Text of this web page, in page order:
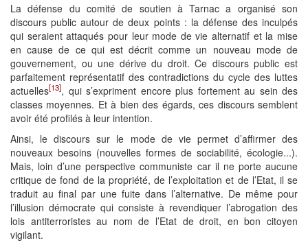
La défense du comité de soutien à Tarnac a organisé son
discours public autour de deux points : la défense des inculpés
qui seraient attaqués pour leur mode de vie alternatif et la mise
en cause de ce qui est décrit comme un nouveau mode de
gouvernement, ou une dérive du droit. Ce discours public est
parfaitement représentatif des contradictions du cycle des luttes
actuelles[13], qui s’expriment encore plus fortement au sein des
classes moyennes. Et à bien des égards, ces discours semblent
avoir été profilés à leur intention.
Ainsi, le discours sur le mode de vie permet d’affirmer des
nouveaux besoins (nouvelles formes de sociabilité, écologie...).
Mais, loin d’une perspective communiste car il ne porte aucune
critique de fond de la propriété, de l’exploitation et de l’Etat, il se
traduit au final par une fuite dans l’alternative. De même pour
l’illusion démocrate qui consiste à revendiquer l’abrogation des
lois antiterroristes au nom de l’Etat de droit, en bon citoyen
vigilant.